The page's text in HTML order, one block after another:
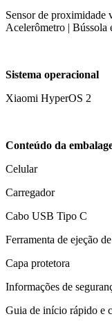
Sensor de proximidade
Acelerômetro | Bússola
Sistema operacional
Xiaomi HyperOS 2
Conteúdo da
Celular
Carregador
Cabo USB Tipo C
Ferramenta de ejeção
Capa protetora
Informações de
Guia de início rápido e